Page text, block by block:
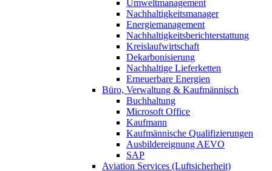
Umweltmanagement
Nachhaltigkeitsmanager
Energiemanagement
Nachhaltigkeitsberichterstattung
Kreislaufwirtschaft
Dekarbonisierung
Nachhaltige Lieferketten
Erneuerbare Energien
Büro, Verwaltung & Kaufmännisch
Buchhaltung
Microsoft Office
Kaufmann
Kaufmännische Qualifizierungen
Ausbildereignung AEVO
SAP
Aviation Services (Luftsicherheit)